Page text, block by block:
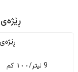
9 لیتر/١٠٠ کم